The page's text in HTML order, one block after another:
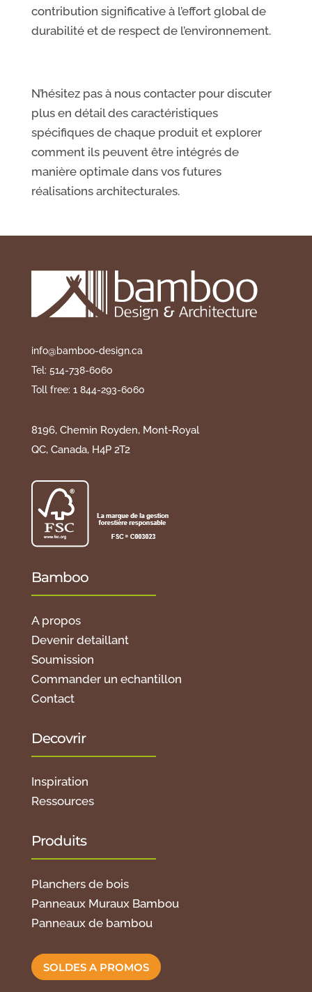
contribution significative à l’effort global de
durabilité et de respect de l’environnement.
N’hésitez pas à nous contacter pour discuter
plus en détail des caractéristiques
spécifiques de chaque produit et explorer
comment ils peuvent être intégrés de
manière optimale dans vos futures
réalisations architecturales.
info@bamboo-design.ca
Tel: 514-738-6060
Toll free: 1 844-293-6060
8196, Chemin Royden, Mont-Royal
QC, Canada, H4P 2T2
Bamboo
A propos
Devenir detaillant
Soumission
Commander un echantillon
Contact
Decovrir
Inspiration
Ressources
Produits
Planchers de bois
Panneaux Muraux Bambou
Panneaux de bambou
SOLDES A PROMOS